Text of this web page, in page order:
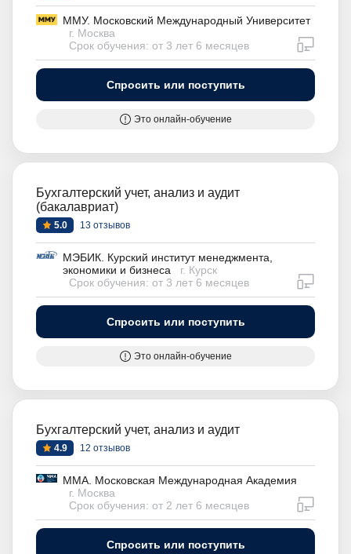
ММУ. Московский Международный Университет
г. Москва
Срок обучения: от 3 лет 6 месяцев
Спросить или поступить
Это онлайн-обучение
Бухгалтерский учет, анализ и аудит
(бакалавриат)
5.0 13 отзывов
МЭБИК. Курский институт менеджмента,
экономики и бизнеса
г. Курск
Срок обучения: от 3 лет 6 месяцев
Спросить или поступить
Это онлайн-обучение
Бухгалтерский учет, анализ и аудит
4.9 12 отзывов
ММА. Московская Международная Академия
г. Москва
Срок обучения: от 2 лет 6 месяцев
Спросить или поступить